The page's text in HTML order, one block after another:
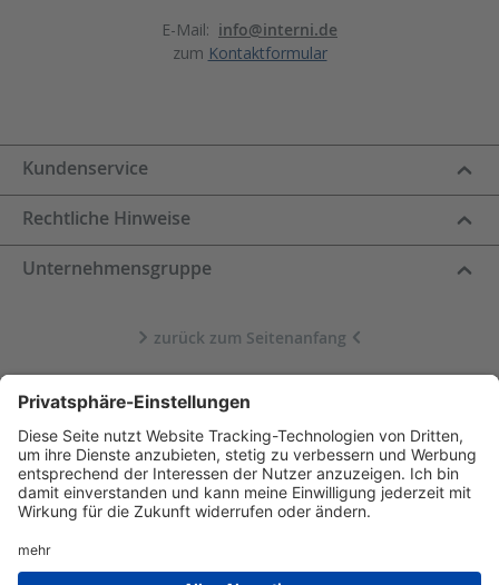
E-Mail: info@interni.de
zum Kontaktformular
Kundenservice
Rechtliche Hinweise
Unternehmensgruppe
zurück zum Seitenanfang
Datenschutz
Cookie-Einstellungen